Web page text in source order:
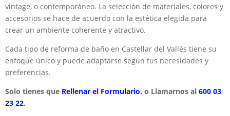
vintage, o contemporáneo. La selección de materiales, colores y
accesorios se hace de acuerdo con la estética elegida para
crear un ambiente coherente y atractivo.
Cada tipo de reforma de baño en Castellar del Vallés tiene su
enfoque único y puede adaptarse según tus necesidades y
preferencias.
Solo tienes que Rellenar el Formulario. o Llamarnos al 600 03
23 22.